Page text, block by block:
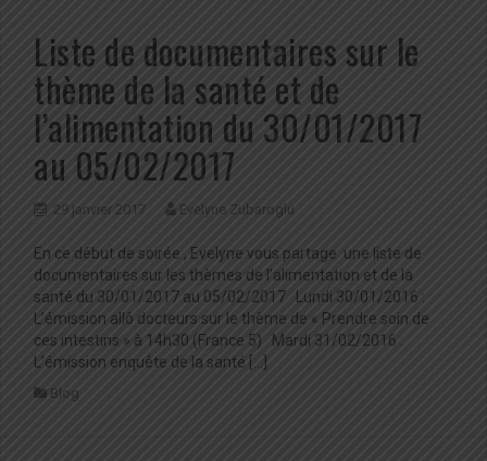
Liste de documentaires sur le
thème de la santé et de
l’alimentation du 30/01/2017
au 05/02/2017
29 janvier 2017 Evelyne Zubaroglu
En ce début de soirée , Evelyne vous partage une liste de
documentaires sur les thèmes de l’alimentation et de la
santé du 30/01/2017 au 05/02/2017 Lundi 30/01/2016 :
L’émission allô docteurs sur le thème de « Prendre soin de
ces intestins » à 14h30 (France 5) Mardi 31/02/2016 :
L’émission enquête de la santé […]
Blog